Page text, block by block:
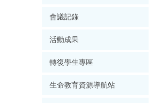
會議記錄
活動成果
轉復學生專區
生命教育資源導航站